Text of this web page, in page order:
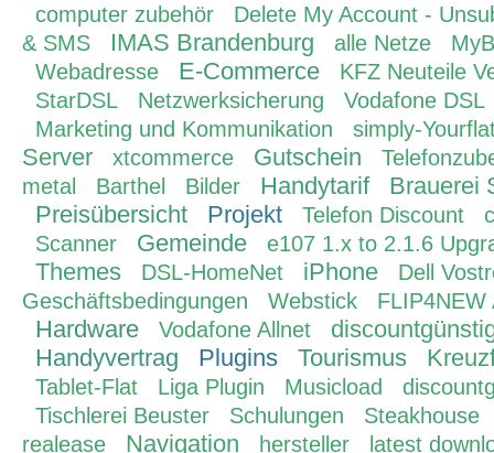
computer zubehör
Delete My Account -
& SMS
IMAS Brandenburg alle Netze
Webadresse
E-Commerce
KFZ Neuteile
StarDSL
Netzwerksicherung
Vodafone DSL
Marketing und Kommunikation
simply-
Server xtcommerce Gutschein
metal
Barthel Bilder Handytarif
Brauerei
Preisübersicht
Projekt Telefon Discount
Scanner
Gemeinde e107 1.x to 2.1.6
Themes DSL-HomeNet iPhone
Dell
Geschäftsbedingungen
Webstick FLIP4NEW
Hardware Vodafone Allnet
Handyvertrag
Plugins Tourismus
Tablet-Flat Liga Plugin Musicload
Tischlerei Beuster
Schulungen
Steakhouse
realease
Navigation hersteller
latest